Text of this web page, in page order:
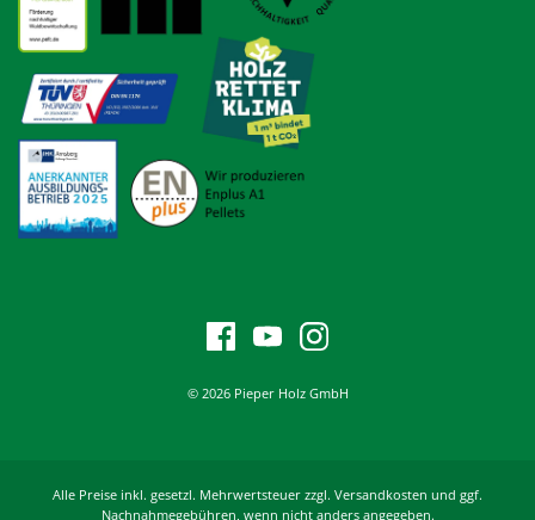
© 2026 Pieper Holz GmbH
Alle Preise inkl. gesetzl. Mehrwertsteuer zzgl. Versandkosten und ggf.
Nachnahmegebühren, wenn nicht anders angegeben.